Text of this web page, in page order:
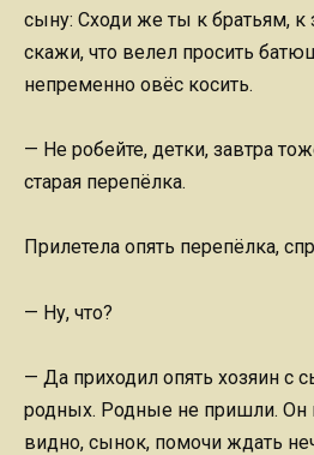
сыну: Сходи же ты к братьям, к
скажи, что велел просить
непременно овёс косить.
— Не робейте, детки, завтра
старая перепёлка.
Прилетела опять перепёлка,
— Ну, что?
— Да приходил опять хозяин с
родных. Родные не пришли. Он
видно, сынок, помочи ждать